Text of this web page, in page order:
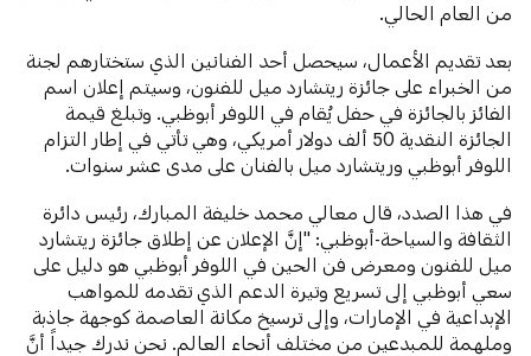
من العام الحالي.
بعد تقديم الأعمال، سيحصل أحد الفنانين الذي ستختارهم لجنة
من الخبراء على جائزة ريتشارد ميل للفنون، وسيتم إعلان اسم
الفائز بالجائزة في حفل يُقام في اللوفر أبوظبي. وتبلغ قيمة
الجائزة النقدية 50 ألف دولار أمريكي، وهي تأتي في إطار التزام
اللوفر أبوظبي وريتشارد ميل بالفنان على مدى عشر سنوات.
في هذا الصدد، قال معالي محمد خليفة المبارك، رئيس دائرة
الثقافة والسياحة-أبوظبي: "إنَّ الإعلان عن إطلاق جائزة ريتشارد
ميل للفنون ومعرض فن الحين في اللوفر أبوظبي هو دليل على
سعي أبوظبي إلى تسريع وتيرة الدعم الذي تقدمه للمواهب
الإبداعية في الإمارات، وإلى ترسيخ مكانة العاصمة كوجهة جاذبة
وملهمة للمبدعين من مختلف أنحاء العالم. نحن ندرك جيداً أنَّ